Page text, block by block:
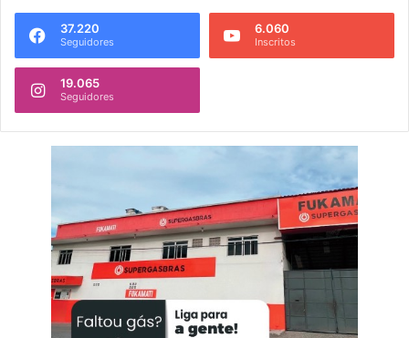
37.220
Seguidores
6.060
Inscritos
19.065
Seguidores